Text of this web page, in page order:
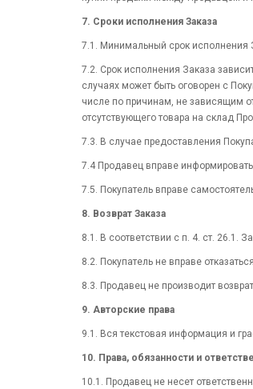
7. Сроки исполнения Заказа
7.1. Минимальный срок исполнения
7.2. Срок исполнения Заказа
случаях может быть оговорен с
числе по причинам, не зависящим
отсутствующего товара на склад
7.3. В случае предоставления
7.4 Продавец вправе
7.5. Покупатель вправе
8. Возврат Заказа
8.1. В соответствии с п. 4. ст. 26.1.
8.2. Покупатель не вправе
8.3. Продавец не производит
9. Авторские права
9.1. Вся текстовая информация и
10. Права, обязанности и
10.1. Продавец не несет